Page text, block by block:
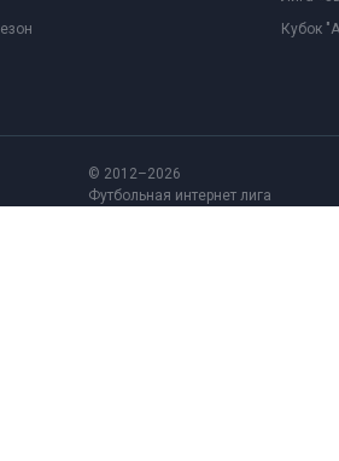
Кубок
© 2012–2026
Футбольная интернет лига